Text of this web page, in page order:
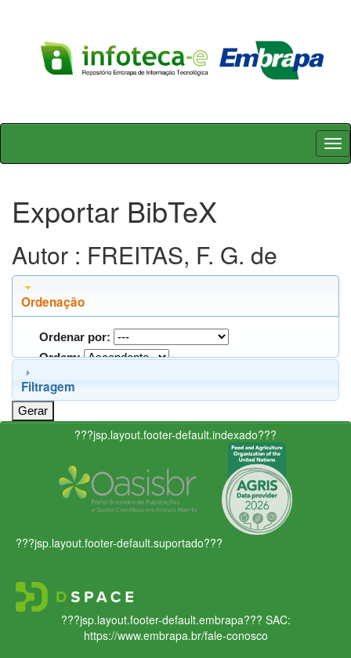
Skip
Exportar BibTeX
Autor : FREITAS, F. G. de
Ordenação
Ordenar por:
Ordem:
Filtragem
???jsp.layout.footer-default.indexado???
???jsp.layout.footer-default.suportado???
???jsp.layout.footer-default.embrapa??? SAC:
https://www.embrapa.br/fale-conosco